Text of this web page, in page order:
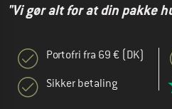
"Vi gør alt for at din pakke
Portofri fra 69 € (DK)
Sikker betaling